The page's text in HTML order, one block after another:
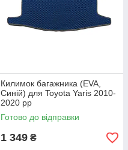
Килимок багажника (EVA,
Синій) для Toyota Yaris 2010-
2020 рр
Готово до відправки
1 349 ₴